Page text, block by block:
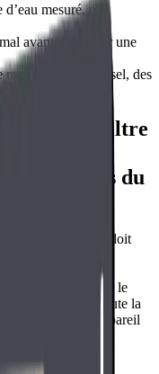
mesuré, pas
avant de choisir une
du sel, des
pour un filtre
cas
bactéries du
toute la maison doit
une charge
généralement
eau potable, pour le
pour toute la
évier, douche, appareil
adoucisseur